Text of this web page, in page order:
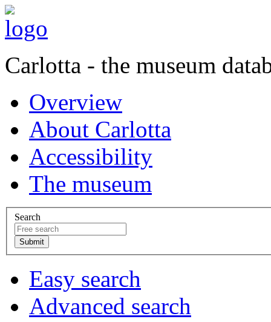
Carlotta - the museum
Overview
About Carlotta
Accessibility
The museum
Search
Easy search
Advanced search